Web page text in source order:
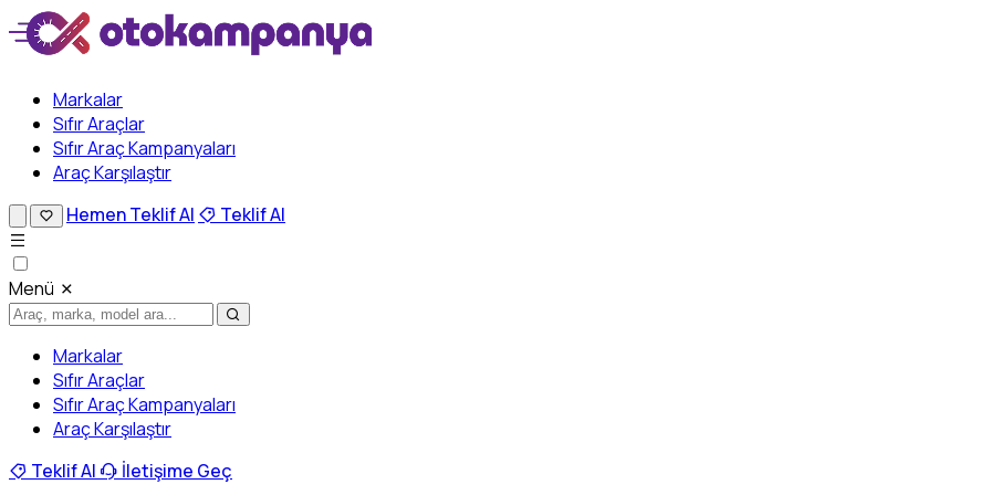
Markalar
Sıfır Araçlar
Sıfır Araç Kampanyaları
Araç Karşılaştır
Hemen Teklif Al
Teklif Al
Menü
Markalar
Sıfır Araçlar
Sıfır Araç Kampanyaları
Araç Karşılaştır
Teklif Al
İletişime Geç